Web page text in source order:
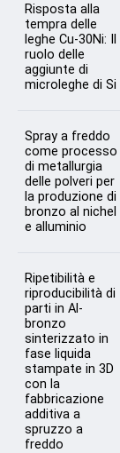
Risposta alla
tempra delle
leghe Cu-30Ni: Il
ruolo delle
aggiunte di
microleghe di Si
Spray a freddo
come processo
di metallurgia
delle polveri per
la produzione di
bronzo al nichel
e alluminio
Ripetibilità e
riproducibilità di
parti in Al-
bronzo
sinterizzato in
fase liquida
stampate in 3D
con la
fabbricazione
additiva a
spruzzo a
freddo